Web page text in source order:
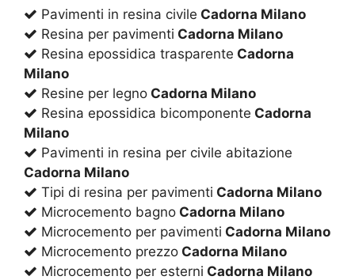
Pavimenti in resina civile Cadorna Milano
Resina per pavimenti Cadorna Milano
Resina epossidica trasparente Cadorna
Milano
Resine per legno Cadorna Milano
Resina epossidica bicomponente Cadorna
Milano
Pavimenti in resina per civile abitazione
Cadorna Milano
Tipi di resina per pavimenti Cadorna Milano
Microcemento bagno Cadorna Milano
Microcemento per pavimenti Cadorna Milano
Microcemento prezzo Cadorna Milano
Microcemento per esterni Cadorna Milano